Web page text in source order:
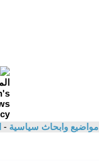
مواضيع وابحاث سياسية -